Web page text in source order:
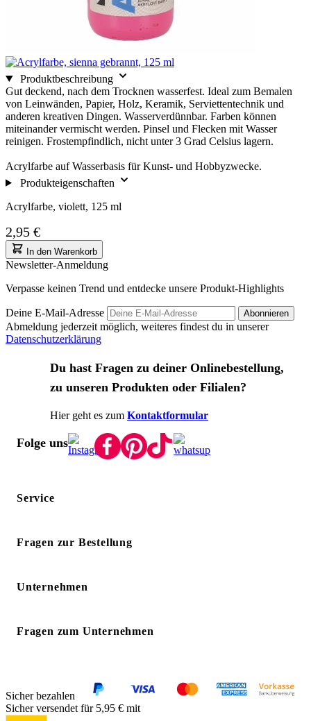
Produktbeschreibung
Gut deckend, nach dem Trocknen wasserfest. Ideal zum Bemalen
von Leinwänden, Papier, Holz, Keramik, Serviettentechnik und
anderen kreativen Dingen. Wasserverdünnbar. Farben können
miteinander vermischt werden. Pinsel und Flecken mit Wasser
reinigen. Frostempfindlich, nicht unter 3 Grad Celsius lagern.
Acrylfarbe auf Wasserbasis für Kunst- und Hobbyzwecke.
Produkteigenschaften
Acrylfarbe, violett, 125 ml
2,95 €
In den Warenkorb
Newsletter-Anmeldung
Verpasse keinen Trend und entdecke unsere Produkt-Highlights
Deine E-Mail-Adresse Abonnieren
Abmeldung jederzeit möglich, weiteres findest du in unserer
Datenschutzerklärung
Du hast Fragen zu deiner Onlinebestellung,
zu unseren Produkten oder Filialen?
Hier geht es zum Kontaktformular
Folge uns
Service
Fragen zur Bestellung
Unternehmen
Fragen zum Unternehmen
Sicher bezahlen
Sicher versendet für 5,95 € mit